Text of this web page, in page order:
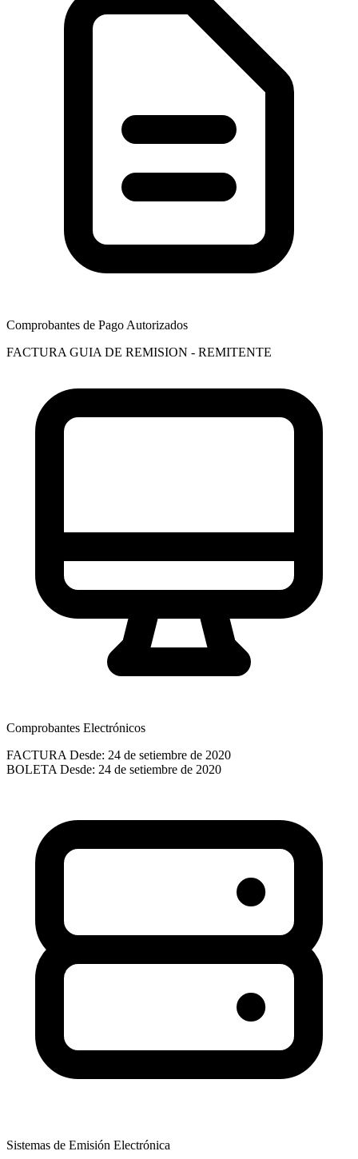
Comprobantes de Pago Autorizados
FACTURA GUIA DE REMISION - REMITENTE
Comprobantes Electrónicos
FACTURA Desde: 24 de setiembre de 2020
BOLETA Desde: 24 de setiembre de 2020
Sistemas de Emisión Electrónica